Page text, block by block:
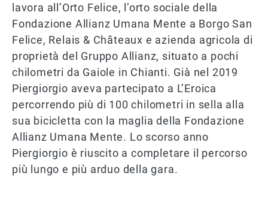
lavora all’Orto Felice, l’orto sociale della
Fondazione Allianz Umana Mente a Borgo San
Felice, Relais & Châteaux e azienda agricola di
proprietà del Gruppo Allianz, situato a pochi
chilometri da Gaiole in Chianti. Già nel 2019
Piergiorgio aveva partecipato a L’Eroica
percorrendo più di 100 chilometri in sella alla
sua bicicletta con la maglia della Fondazione
Allianz Umana Mente. Lo scorso anno
Piergiorgio è riuscito a completare il percorso
più lungo e più arduo della gara.